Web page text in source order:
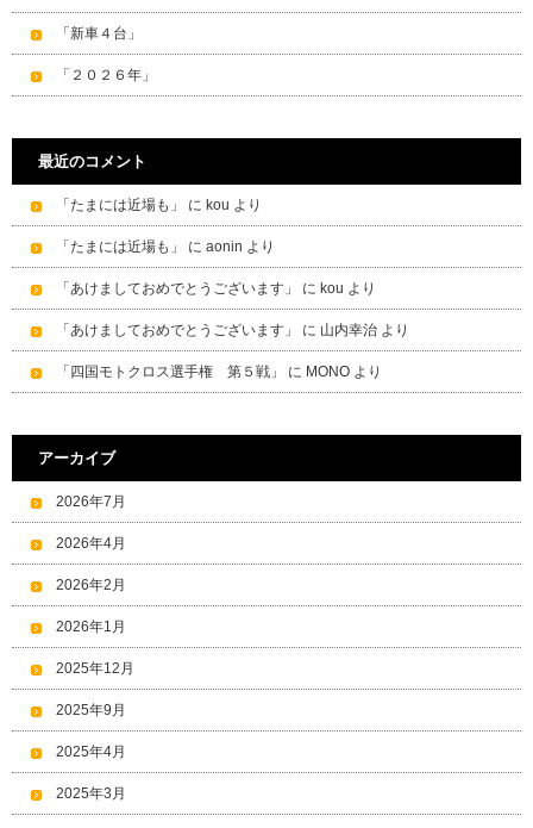
「新車４台」
「２０２６年」
最近のコメント
「たまには近場も」 に kou より
「たまには近場も」 に aonin より
「あけましておめでとうございます」 に kou より
「あけましておめでとうございます」 に 山内幸治 より
「四国モトクロス選手権 第５戦」 に MONO より
アーカイブ
2026年7月
2026年4月
2026年2月
2026年1月
2025年12月
2025年9月
2025年4月
2025年3月